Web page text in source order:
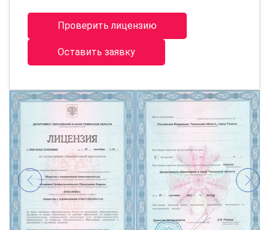
Проверить лицензию
Оставить заявку